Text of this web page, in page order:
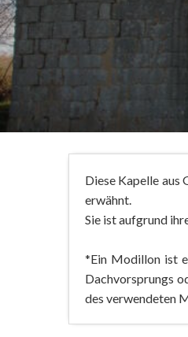
Diese Kapelle aus
erwähnt.
Sie ist aufgrund
*Ein Modillon ist
Dachvorsprungs
des verwendeten